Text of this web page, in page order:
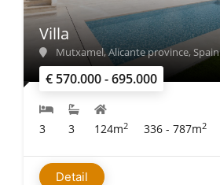
€ 570.000 - 695.000
Villa
Mutxamel, Alicante province, Spain
3 3 124m2 336 - 787m2
Detail